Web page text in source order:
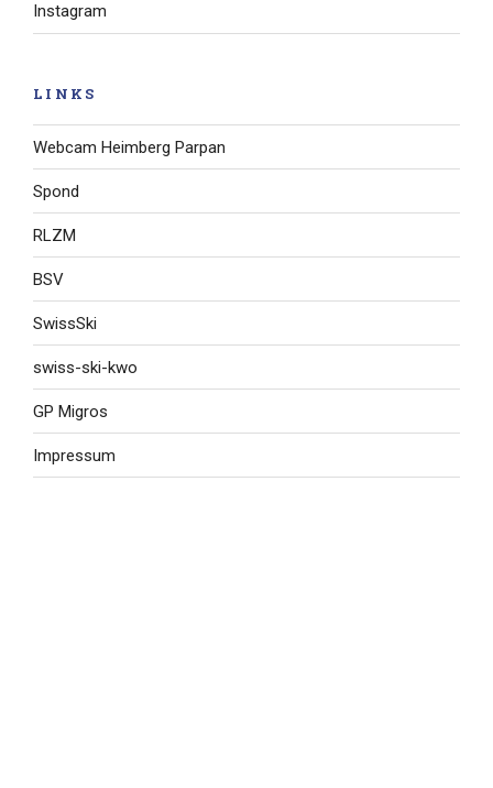
Instagram
LINKS
Webcam Heimberg Parpan
Spond
RLZM
BSV
SwissSki
swiss-ski-kwo
GP Migros
Impressum